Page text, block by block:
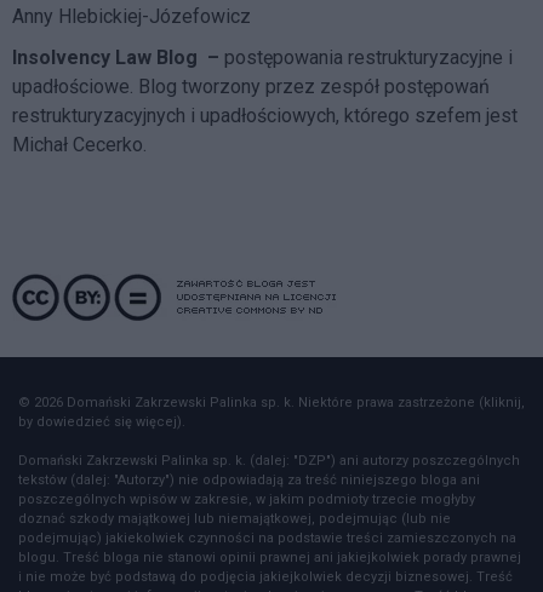
Anny Hlebickiej-Józefowicz
Insolvency Law Blog – postępowania restrukturyzacyjne i
upadłościowe. Blog tworzony przez zespół postępowań
restrukturyzacyjnych i upadłościowych, którego szefem jest
Michał Cecerko.
© 2026 Domański Zakrzewski Palinka sp. k. Niektóre prawa zastrzeżone (kliknij,
by dowiedzieć się więcej).
Domański Zakrzewski Palinka sp. k. (dalej: "DZP") ani autorzy poszczególnych
tekstów (dalej: "Autorzy") nie odpowiadają za treść niniejszego bloga ani
poszczególnych wpisów w zakresie, w jakim podmioty trzecie mogłyby
doznać szkody majątkowej lub niemajątkowej, podejmując (lub nie
podejmując) jakiekolwiek czynności na podstawie treści zamieszczonych na
blogu. Treść bloga nie stanowi opinii prawnej ani jakiejkolwiek porady prawnej
i nie może być podstawą do podjęcia jakiejkolwiek decyzji biznesowej. Treść